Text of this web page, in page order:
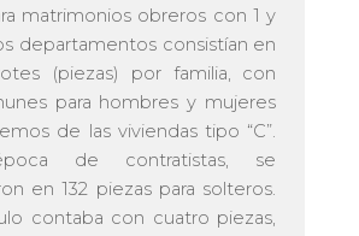
matrimonios obreros con 1 y
departamentos consistían en
(piezas) por familia, con
para hombres y mujeres
de las viviendas tipo “C”.
de contratistas, se
en 132 piezas para solteros.
contaba con cuatro piezas,